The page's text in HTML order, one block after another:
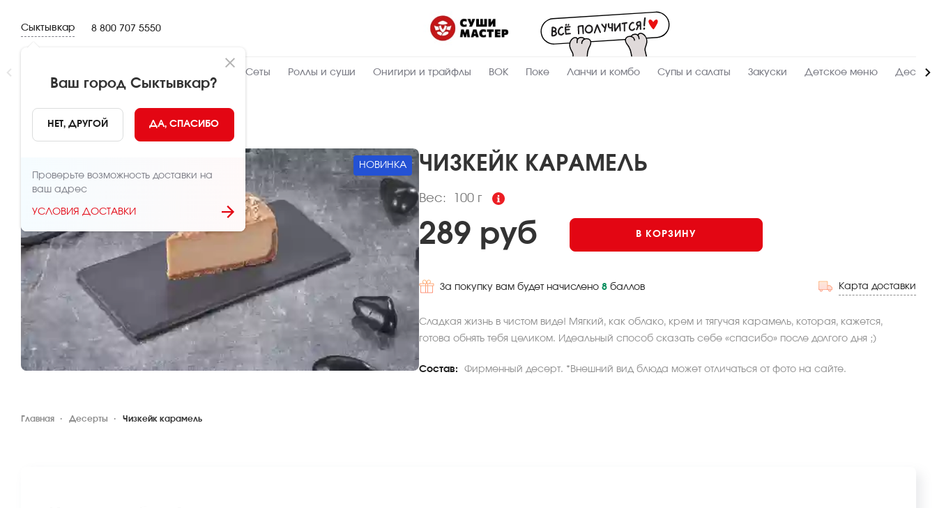
Сыктывкар
Ваш город Сыктывкар?
НЕТ, ДРУГОЙ ДА, СПАСИБО
Проверьте возможность доставки на
ваш адрес
УСЛОВИЯ ДОСТАВКИ
8 800 707 5550
Сеты Роллы и суши Онигири и трайфлы ВОК Поке Ланчи и комбо Супы и салаты Закуски Детское меню
НАЗАД
НОВИНКА ЧИЗКЕЙК КАРАМЕЛЬ
Вес: 100 г
Пищевая
100 Вес, г
266 Ккал
289 руб В КОРЗИНУ
За покупку вам будет начислено 8 баллов Карта доставки
Сладкая жизнь в чистом виде! Мягкий, как облако, крем и тягучая карамель, которая, кажется,
готова обнять тебя целиком. Идеальный способ сказать себе «спасибо» после долгого дня ;)
Состав: Фирменный десерт. *Внешний вид блюда может отличаться от фото на сайте.
Главная Десерты Чизкейк карамель